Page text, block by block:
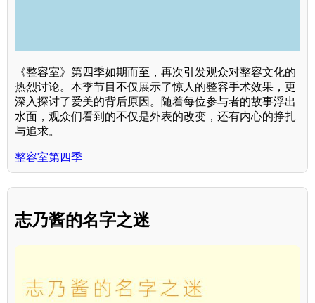
《整容室》第四季如期而至，再次引发观众对整容文化的
热烈讨论。本季节目不仅展示了惊人的整容手术效果，更
深入探讨了爱美的背后原因。随着每位参与者的故事浮出
水面，观众们看到的不仅是外表的改变，还有内心的挣扎
与追求。
整容室第四季
志乃酱的名字之迷